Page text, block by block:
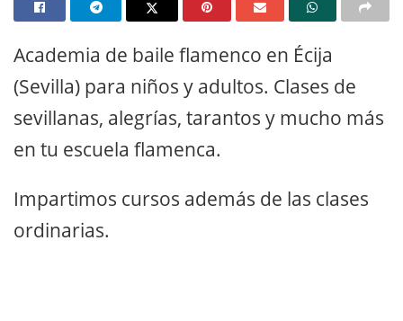
Academia de baile flamenco en Écija
(Sevilla) para niños y adultos. Clases de
sevillanas, alegrías, tarantos y mucho más
en tu escuela flamenca.
Impartimos cursos además de las clases
ordinarias.